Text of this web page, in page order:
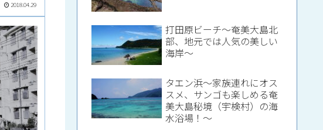
2018.04.29
打田原ビーチ～奄美大島北
部、地元では人気の美しい
海岸～
タエン浜～家族連れにオス
スメ、サンゴも楽しめる奄
美大島秘境（宇検村）の海
水浴場！～